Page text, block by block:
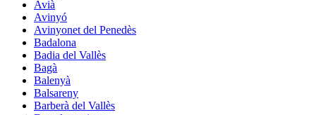
Avià
Avinyó
Avinyonet del Penedès
Badalona
Badia del Vallès
Bagà
Balenyà
Balsareny
Barberà del Vallès